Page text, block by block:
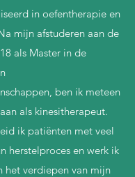
in oefentherapie en
mijn afstuderen aan de
als Master in de
ben ik meteen
als kinesitherapeut.
ik patiënten met veel
herstelproces en werk ik
het verdiepen van mijn